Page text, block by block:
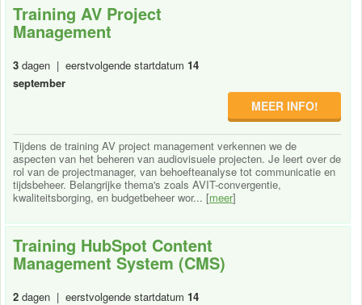
Training AV Project
Management
3 dagen | eerstvolgende startdatum 14
september
MEER INFO!
Tijdens de training AV project management verkennen we de
aspecten van het beheren van audiovisuele projecten. Je leert over de
rol van de projectmanager, van behoefteanalyse tot communicatie en
tijdsbeheer. Belangrijke thema's zoals AVIT-convergentie,
kwaliteitsborging, en budgetbeheer wor... [meer]
Training HubSpot Content
Management System (CMS)
2 dagen | eerstvolgende startdatum 14